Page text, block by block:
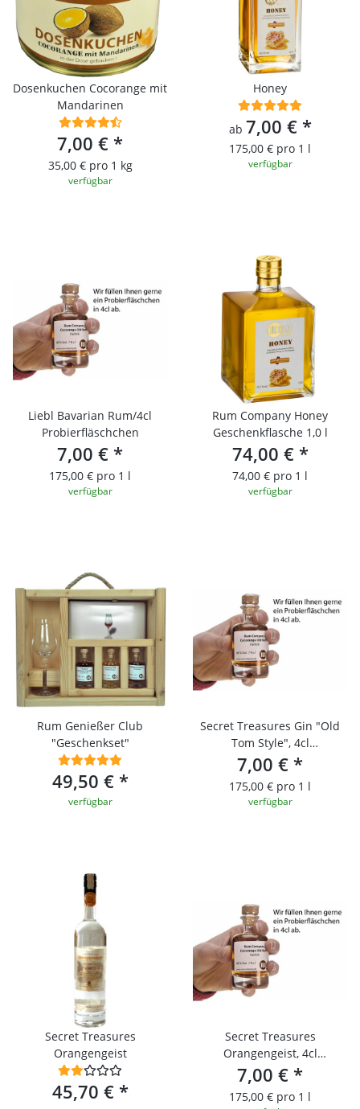
Dosenkuchen Cocorange mit
Mandarinen
7,00 € *
35,00 € pro 1 kg
verfügbar
Honey
ab 7,00 € *
175,00 € pro 1 l
verfügbar
Liebl Bavarian Rum/4cl
Probierfläschchen
7,00 € *
175,00 € pro 1 l
verfügbar
Rum Company Honey
Geschenkflasche 1,0 l
74,00 € *
74,00 € pro 1 l
verfügbar
Rum Genießer Club
"Geschenkset"
49,50 € *
verfügbar
Secret Treasures Gin "Old
Tom Style", 4cl
Probierfläschchen
7,00 € *
175,00 € pro 1 l
verfügbar
Secret Treasures
Orangengeist
45,70 € *
Secret Treasures
Orangengeist, 4cl
Probierfläschchen
7,00 € *
175,00 € pro 1 l